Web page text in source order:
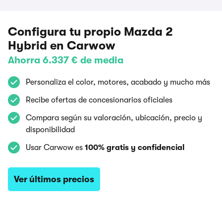
Configura tu propio Mazda 2
Hybrid en Carwow
Ahorra 6.337 € de media
Personaliza el color, motores, acabado y mucho más
Recibe ofertas de concesionarios oficiales
Compara según su valoración, ubicación, precio y
disponibilidad
Usar Carwow es 100% gratis y confidencial
Ver últimos precios